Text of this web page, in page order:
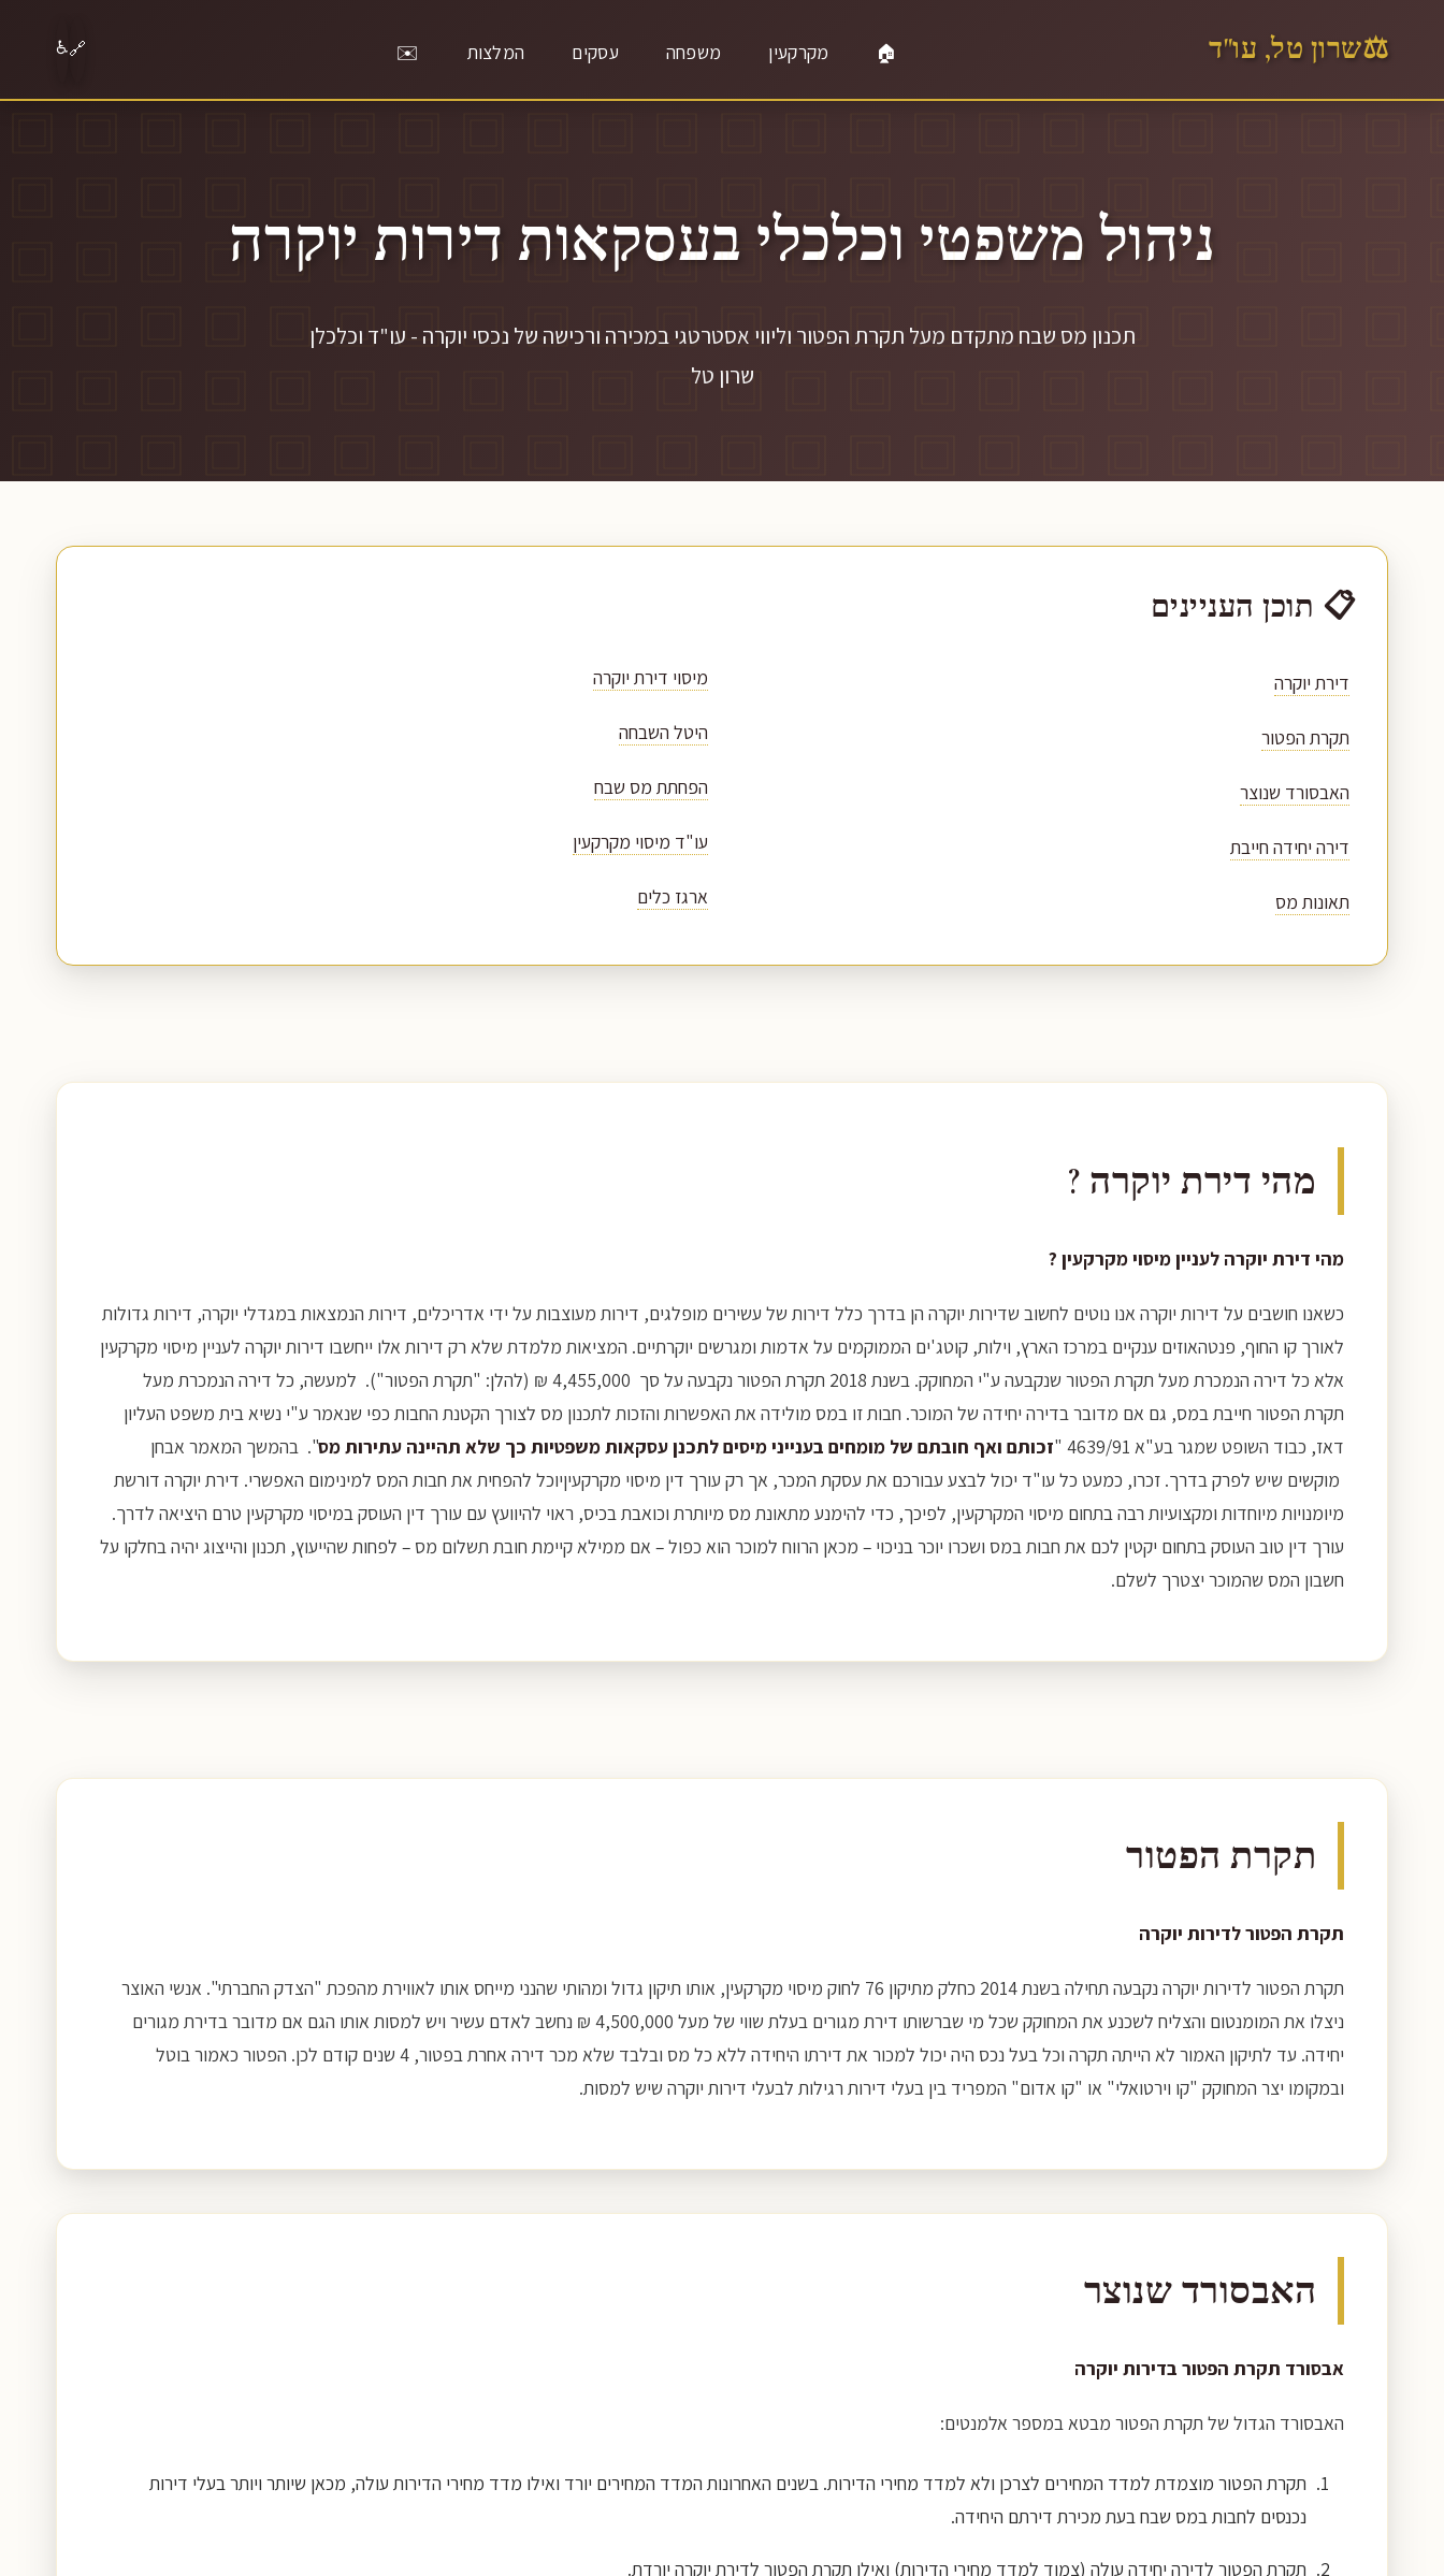
⚖️שרון טל, עו"ד 🏠 מקרקעין משפחה עסקים המלצות ✉️
🔗
♿
ניהול משפטי וכלכלי בעסקאות דירות יוקרה
תכנון מס שבח מתקדם מעל תקרת הפטור וליווי אסטרטגי במכירה ורכישה של נכסי יוקרה - עו"ד וכלכלן
שרון טל
📋 תוכן העניינים
דירת יוקרה
תקרת הפטור
האבסורד שנוצר
דירה יחידה חייבת
תאונות מס
מיסוי דירת יוקרה
היטל השבחה
הפחתת מס שבח
עו"ד מיסוי מקרקעין
ארגז כלים
מהי דירת יוקרה ?
מהי דירת יוקרה לעניין מיסוי מקרקעין ?
כשאנו חושבים על דירות יוקרה אנו נוטים לחשוב שדירות יוקרה הן בדרך כלל דירות של עשירים מופלגים, דירות מעוצבות על ידי אדריכלים, דירות הנמצאות במגדלי יוקרה, דירות גדולות
לאורך קו החוף, פנטהאוזים ענקיים במרכז הארץ, וילות, קוטג'ים הממוקמים על אדמות ומגרשים יוקרתיים. המציאות מלמדת שלא רק דירות אלו ייחשבו דירות יוקרה לעניין מיסוי מקרקעין
אלא כל דירה הנמכרת מעל תקרת הפטור שנקבעה ע"י המחוקק. בשנת 2018 תקרת הפטור נקבעה על סך 4,455,000 ₪ (להלן: "תקרת הפטור"). למעשה, כל דירה הנמכרת מעל
תקרת הפטור חייבת במס, גם אם מדובר בדירה יחידה של המוכר. חבות זו במס מולידה את האפשרות והזכות לתכנון מס לצורך הקטנת החבות כפי שנאמר ע"י נשיא בית משפט העליון
דאז, כבוד השופט שמגר בע"א 4639/91 "
זכותם ואף חובתם של מומחים בענייני מיסים לתכנן עסקאות משפטיות כך שלא תהיינה עתירות מס". בהמשך המאמר אבחן
מוקשים שיש לפרק בדרך. זכרו, כמעט כל עו"ד יכול לבצע עבורכם את עסקת המכר, אך רק עורך דין מיסוי מקרקעיןיוכל להפחית את חבות המס למינימום האפשרי. דירת יוקרה דורשת
מיומנויות מיוחדות ומקצועיות רבה בתחום מיסוי המקרקעין, לפיכך, כדי להימנע מתאונת מס מיותרת וכואבת בכיס, ראוי להיוועץ עם עורך דין העוסק במיסוי מקרקעין טרם היציאה לדרך.
עורך דין טוב העוסק בתחום יקטין לכם את חבות במס ושכרו יוכר בניכוי – מכאן הרווח למוכר הוא כפול – אם ממילא קיימת חובת תשלום מס – לפחות שהייעוץ, תכנון והייצוג יהיה בחלקו על
חשבון המס שהמוכר יצטרך לשלם.
תקרת הפטור
תקרת הפטור לדירות יוקרה
תקרת הפטור לדירות יוקרה נקבעה תחילה בשנת 2014 כחלק מתיקון 76 לחוק מיסוי מקרקעין, אותו תיקון גדול ומהותי שהנני מייחס אותו לאווירת מהפכת "הצדק החברתי". אנשי האוצר
ניצלו את המומנטום והצליח לשכנע את המחוקק שכל מי שברשותו דירת מגורים בעלת שווי של מעל 4,500,000 ₪ נחשב לאדם עשיר ויש למסות אותו הגם אם מדובר בדירת מגורים
יחידה. עד לתיקון האמור לא הייתה תקרה וכל בעל נכס היה יכול למכור את דירתו היחידה ללא כל מס ובלבד שלא מכר דירה אחרת בפטור, 4 שנים קודם לכן. הפטור כאמור בוטל
ובמקומו יצר המחוקק "קו וירטואלי" או "קו אדום" המפריד בין בעלי דירות רגילות לבעלי דירות יוקרה שיש למסות.
האבסורד שנוצר
אבסורד תקרת הפטור בדירות יוקרה
האבסורד הגדול של תקרת הפטור מבטא במספר אלמנטים:
תקרת הפטור מוצמדת למדד המחירים לצרכן ולא למדד מחירי הדירות. בשנים האחרונות המדד המחירים יורד ואילו מדד מחירי הדירות עולה, מכאן שיותר ויותר בעלי דירות
נכנסים לחבות במס שבח בעת מכירת דירתם היחידה.
תקרת הפטור לדירה יחידה עולה (צמוד למדד מחירי הדירות) ואילו תקרת הפטור לדירת יוקרה יורדת.